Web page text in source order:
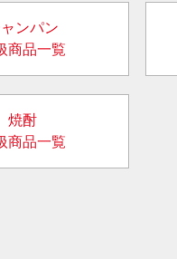
ンパン
商品一覧
焼酎
商品一覧